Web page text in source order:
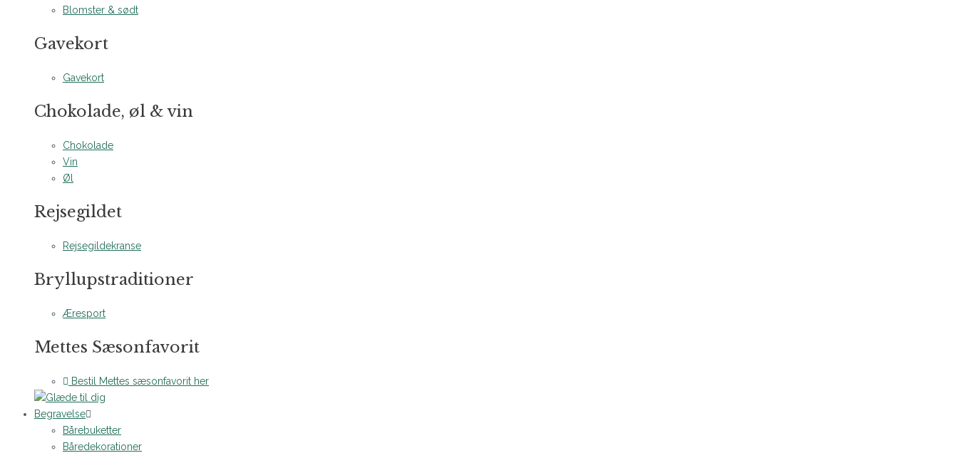
Blomster & sødt
Gavekort
Gavekort
Chokolade, øl & vin
Chokolade
Vin
Øl
Rejsegildet
Rejsegildekranse
Bryllupstraditioner
Æresport
Mettes Sæsonfavorit
Bestil Mettes sæsonfavorit her
Begravelse
Bårebuketter
Båredekorationer